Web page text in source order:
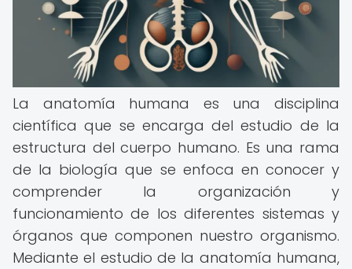
La anatomía humana es una disciplina
científica que se encarga del estudio de la
estructura del cuerpo humano. Es una rama
de la biología que se enfoca en conocer y
comprender la organización y
funcionamiento de los diferentes sistemas y
órganos que componen nuestro organismo.
Mediante el estudio de la anatomía humana,